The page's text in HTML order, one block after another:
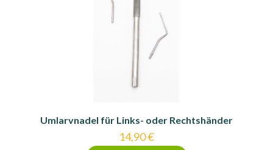
Umlarvnadel für Links- oder Rechtshänder
14,90€